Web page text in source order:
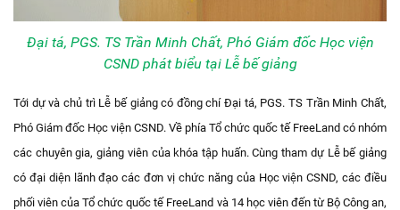
Đại tá, PGS. TS Trần Minh Chất, Phó Giám đốc Học viện
CSND phát biểu tại Lễ bế giảng
Tới dự và chủ trì Lễ bế giảng có đồng chí Đại tá, PGS. TS Trần Minh Chất,
Phó Giám đốc Học viện CSND. Về phía Tổ chức quốc tế FreeLand có nhóm
các chuyên gia, giảng viên của khóa tập huấn. Cùng tham dự Lễ bế giảng
có đại diện lãnh đạo các đơn vị chức năng của Học viện CSND, các điều
phối viên của Tổ chức quốc tế FreeLand và 14 học viên đến từ Bộ Công an,